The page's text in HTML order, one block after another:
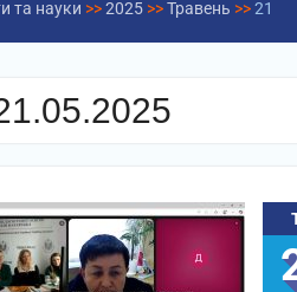
та науки >>2025 >>Травень >>21